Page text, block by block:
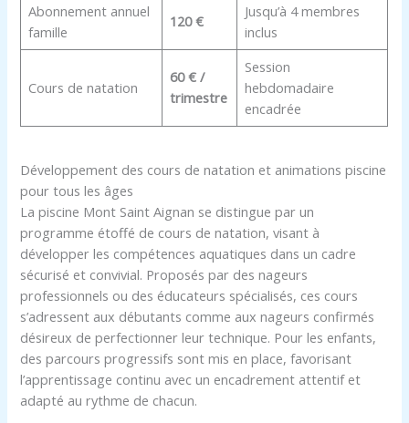
Abonnement annuel
famille
120 €
Jusqu’à 4 membres
inclus
Cours de natation
60 € /
trimestre
Session
hebdomadaire
encadrée
Développement des cours de natation et animations piscine
pour tous les âges
La piscine Mont Saint Aignan se distingue par un
programme étoffé de cours de natation, visant à
développer les compétences aquatiques dans un cadre
sécurisé et convivial. Proposés par des nageurs
professionnels ou des éducateurs spécialisés, ces cours
s’adressent aux débutants comme aux nageurs confirmés
désireux de perfectionner leur technique. Pour les enfants,
des parcours progressifs sont mis en place, favorisant
l’apprentissage continu avec un encadrement attentif et
adapté au rythme de chacun.